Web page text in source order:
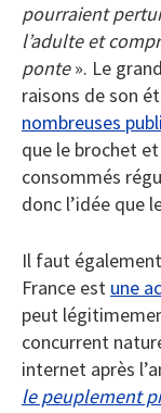
pourraient
l’adulte et
ponte». Le
raisons de son
nombreuses
que le brochet
consommés
donc l’idée que
Il faut
France est une
peut
concurrent
internet après
le peuplement